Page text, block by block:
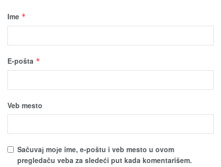
Ime *
E-pošta *
Veb mesto
Sačuvaј moјe ime, e-poštu i veb mesto u ovom
pregledaču veba za sledeći put kada komentarišem.